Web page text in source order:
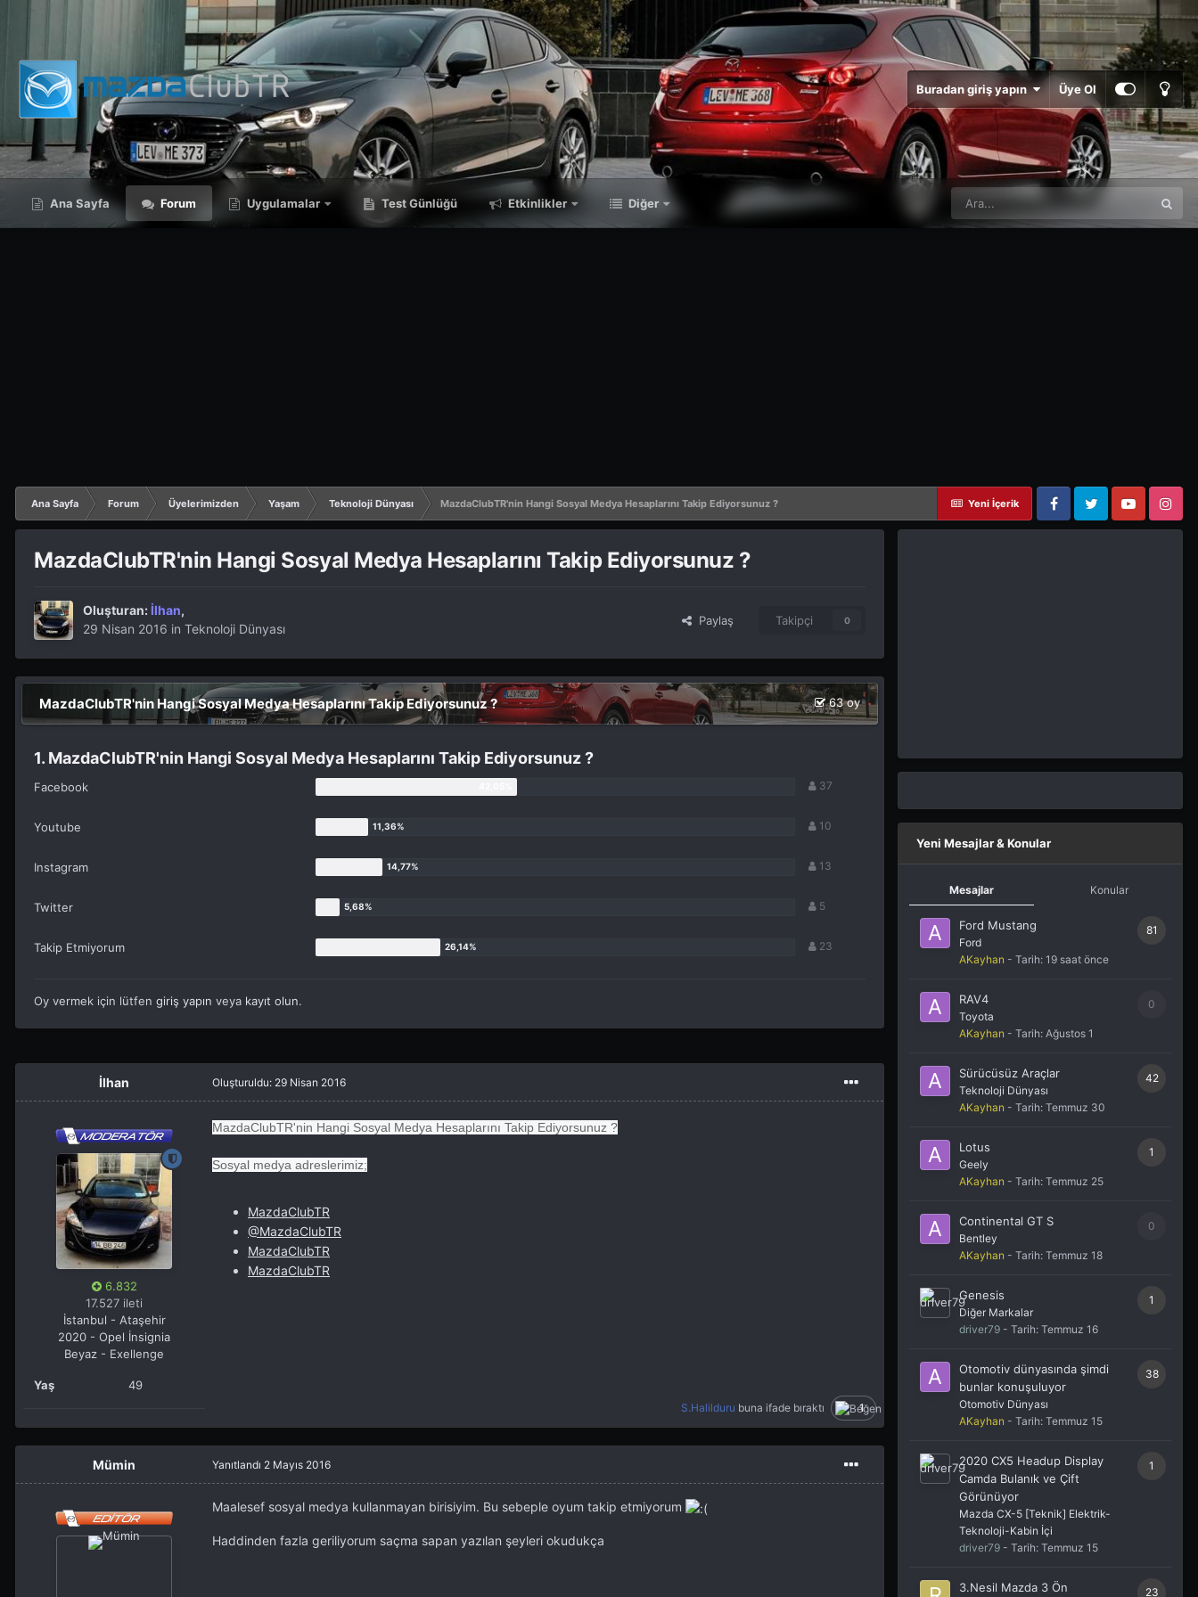
Buradan giriş yapın Üye Ol
Ana Sayfa Forum Uygulamalar Test Günlüğü Etkinlikler Diğer
Yeni İçerik
Ana Sayfa Forum Üyelerimizden Yaşam Teknoloji Dünyası
MazdaClubTR'nin Hangi Sosyal Medya Hesaplarını Takip Ediyorsunuz ?
FacebookTwitter YouTube Instagram
MazdaClubTR'nin Hangi Sosyal Medya Hesaplarını Takip Ediyorsunuz ?
Oluşturan: İlhan,
29 Nisan 2016 in Teknoloji Dünyası
Paylaş Takipçi 0
MazdaClubTR'nin Hangi Sosyal Medya Hesaplarını Takip Ediyorsunuz ? 63 oy
1. MazdaClubTR'nin Hangi Sosyal Medya Hesaplarını Takip Ediyorsunuz ?
Facebook 37
Youtube 10
Instagram 13
Twitter 5
Takip Etmiyorum 23
Oy vermek için lütfen giriş yapın veya kayıt olun.
İlhan
6.832
17.527 ileti
İstanbul - Ataşehir
2020 - Opel İnsignia
Beyaz - Exellenge
Yaş 49
Oluşturuldu: 29 Nisan 2016
MazdaClubTR'nin Hangi Sosyal Medya Hesaplarını Takip Ediyorsunuz ?
Sosyal medya adreslerimiz;
MazdaClubTR
@MazdaClubTR
MazdaClubTR
MazdaClubTR
S.Halilduru buna ifade bıraktı 1
Mümin Yanıtlandı 2 Mayıs 2016
Maalesef sosyal medya kullanmayan birisiyim. Bu sebeple oyum takip etmiyorum
Haddinden fazla geriliyorum saçma sapan yazılan şeyleri okudukça
Yeni Mesajlar & Konular
Mesajlar Konular
81
Ford Mustang
Ford
AKayhan - Tarih: 19 saat önce
0
RAV4
Toyota
AKayhan - Tarih: Ağustos 1
42
Sürücüsüz Araçlar
Teknoloji Dünyası
AKayhan - Tarih: Temmuz 30
1
Lotus
Geely
AKayhan - Tarih: Temmuz 25
0
Continental GT S
Bentley
AKayhan - Tarih: Temmuz 18
1
Genesis
Diğer Markalar
driver79 - Tarih: Temmuz 16
38
Otomotiv dünyasında şimdi
bunlar konuşuluyor
Otomotiv Dünyası
AKayhan - Tarih: Temmuz 15
1
2020 CX5 Headup Display
Camda Bulanık ve Çift
Görünüyor
Mazda CX-5 [Teknik] Elektrik-
Teknoloji-Kabin İçi
driver79 - Tarih: Temmuz 15
23
3.Nesil Mazda 3 Ön